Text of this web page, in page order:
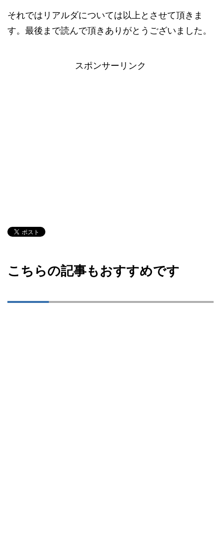
それではリアルダについては以上とさせて頂きま
す。最後まで読んで頂きありがとうございました。
スポンサーリンク
こちらの記事もおすすめです